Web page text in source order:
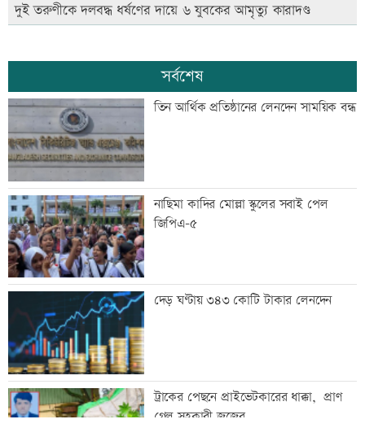
দুই তরুণীকে দলবদ্ধ ধর্ষণের দায়ে ৬ যুবকের আমৃত্যু কারাদণ্ড
সর্বশেষ
তিন আর্থিক প্রতিষ্ঠানের লেনদেন সাময়িক বন্ধ
নাছিমা কাদির মোল্লা স্কুলের সবাই পেল
জিপিএ-৫
দেড় ঘণ্টায় ৩৪৩ কোটি টাকার লেনদেন
ট্রাকের পেছনে প্রাইভেটকারের ধাক্কা, প্রাণ
গেল সহকারী জজের